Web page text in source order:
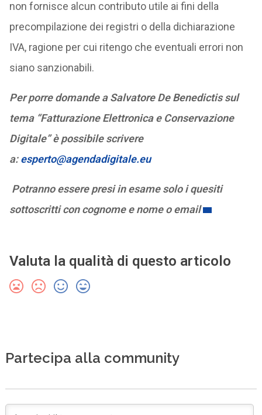
non fornisce alcun contributo utile ai fini della
precompilazione dei registri o della dichiarazione
IVA, ragione per cui ritengo che eventuali errori non
siano sanzionabili.
Per porre domande a Salvatore De Benedictis sul
tema “Fatturazione Elettronica e Conservazione
Digitale” è possibile scrivere
a:esperto@agendadigitale.eu
Potranno essere presi in esame solo i quesiti
sottoscritti con cognome e nome o email
Valuta la qualità di questo articolo
Partecipa alla community